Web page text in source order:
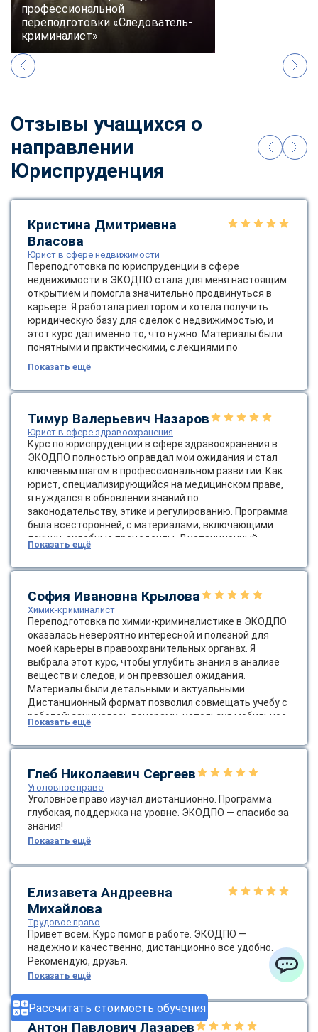
Рассчитать стоимость обучения
профессиональной
переподготовки «Следователь-
криминалист»
Отзывы учащихся о
направлении
Юриспруденция
Кристина Дмитриевна
Власова
Юрист в сфере недвижимости
Переподготовка по юриспруденции в сфере
недвижимости в ЭКОДПО стала для меня настоящим
открытием и помогла значительно продвинуться в
карьере. Я работала риелтором и хотела получить
юридическую базу для сделок с недвижимостью, и
этот курс дал именно то, что нужно. Материалы были
понятными и практическими, с лекциями по
договорам, ипотеке, земельным спорам, плюс
инфографикой и кейс-стади из реальной практики.
Дистанционный формат сэкономил время и деньги:
командировках, с возможностью пересматривать
записи. После окончания я применила эти знания в
работе, успешно закрыв сложные сделки, и коллеги
отметили мой рост. ЭКОДПО — отличный выбор для
профессионалов в недвижимости, рекомендую всем,
кто хочет углубить юридические навыки без стресса!
Показать ещё
Тимур Валерьевич Назаров
Юрист в сфере здравоохранения
Курс по юриспруденции в сфере здравоохранения в
ЭКОДПО полностью оправдал мои ожидания и стал
ключевым шагом в профессиональном развитии. Как
юрист, специализирующийся на медицинском праве,
я нуждался в обновлении знаний по
законодательству, этике и регулированию. Программа
была всесторонней, с материалами, включающими
лекции, судебные прецеденты. Дистанционный
формат оказался идеальным: гибкий график позволил
учиться без отрыва от основной работы, с доступом
уже пригодился в консультациях клиентов, и я
чувствую себя увереннее в этой нише. Спасибо
ЭКОДПО за высокое качество образования —
рекомендую всем коллегам в медицинской
юриспруденции!
Показать ещё
София Ивановна Крылова
Химик-криминалист
Переподготовка по химии-криминалистике в ЭКОДПО
оказалась невероятно интересной и полезной для
моей карьеры в правоохранительных органах. Я
выбрала этот курс, чтобы углубить знания в анализе
веществ и следов, и он превзошел ожидания.
Материалы были детальными и актуальными.
Дистанционный формат позволил совмещать учебу с
работой: занималась вечерами, используя мобильное
приложение для доступа к контенту. Поддержка от
кураторов была отличной — они помогли с настройкой
применила новые знания в расследовании, что
повысило эффективность моей работы. Рекомендую
ЭКОДПО всем, кто интересуется криминалистикой —
это качественное и доступное образование!
Показать ещё
Глеб Николаевич Сергеев
Уголовное право
Уголовное право изучал дистанционно. Программа
глубокая, поддержка на уровне. ЭКОДПО — спасибо за
знания!
Показать ещё
Елизавета Андреевна
Михайлова
Трудовое право
Привет всем. Курс помог в работе. ЭКОДПО —
надежно и качественно, дистанционно все удобно.
Рекомендую, друзья.
Показать ещё
Антон Павлович Лазарев
ChatApp
Мессенджеры
Свяжитесь с нами через любой удобный мессенджер!
Telegram WhatsApp
Vkontakte